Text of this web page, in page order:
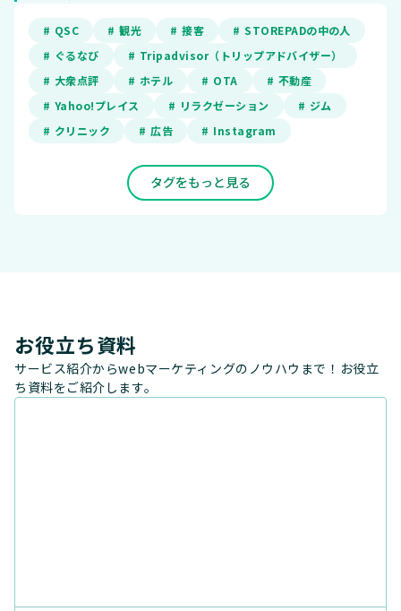
# QSC # 観光 # 接客
# STOREPADの中の人
# ぐるなび
# Tripadvisor（トリップアドバイザー）
# 大衆点評
# ホテル # OTA
# 不動産
# Yahoo!プレイス
# リラクゼーション
# ジム
# クリニック
# 広告 # Instagram
タグをもっと見る
お役立ち資料
サービス紹介からwebマーケティングのノウハウまで！お役立
ち資料をご紹介します。